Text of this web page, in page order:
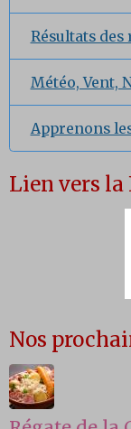
Résultats des
Météo, Vent,
Apprenons
Lien vers la
Nos